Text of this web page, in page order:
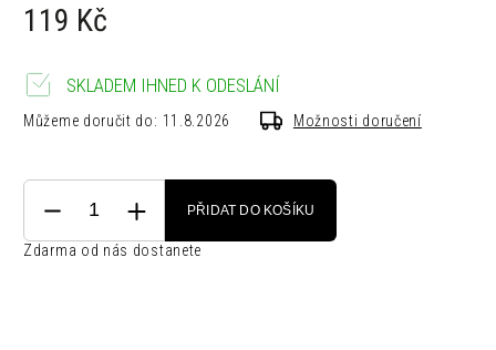
119 Kč
SKLADEM IHNED K ODESLÁNÍ
Můžeme doručit do: 11.8.2026 Možnosti doručení
PŘIDAT DO KOŠÍKU
Zdarma od nás dostanete